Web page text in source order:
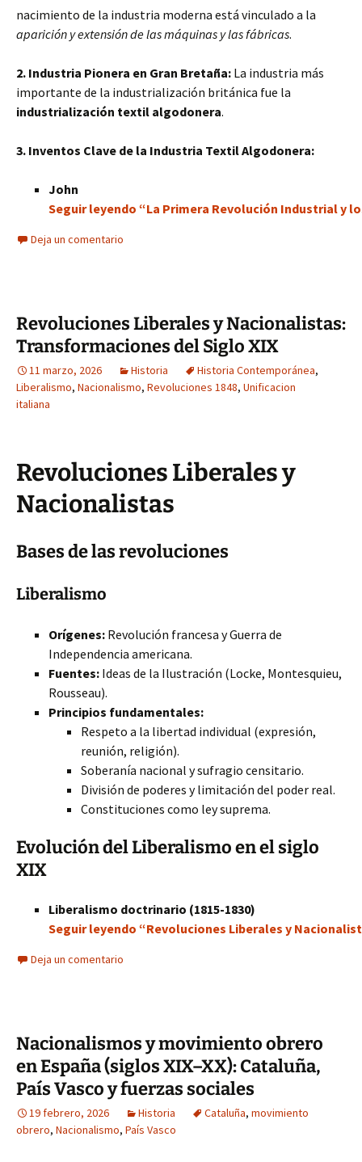
nacimiento de la industria moderna está vinculado a la
aparición y extensión de las máquinas y las fábricas.
2. Industria Pionera en Gran Bretaña: La industria más
importante de la industrialización británica fue la
industrialización textil algodonera.
3. Inventos Clave de la Industria Textil Algodonera:
John
Seguir leyendo “La Primera Revolución Industrial y
Deja un comentario
Revoluciones Liberales y Nacionalistas:
Transformaciones del Siglo XIX
11 marzo, 2026 Historia Historia Contemporánea,
Liberalismo, Nacionalismo, Revoluciones 1848, Unificacion
italiana
Revoluciones Liberales y
Nacionalistas
Bases de las revoluciones
Liberalismo
Orígenes: Revolución francesa y Guerra de
Independencia americana.
Fuentes: Ideas de la Ilustración (Locke, Montesquieu,
Rousseau).
Principios fundamentales:
Respeto a la libertad individual (expresión,
reunión, religión).
Soberanía nacional y sufragio censitario.
División de poderes y limitación del poder real.
Constituciones como ley suprema.
Evolución del Liberalismo en el siglo
XIX
Liberalismo doctrinario (1815-1830)
Seguir leyendo “Revoluciones Liberales y
Deja un comentario
Nacionalismos y movimiento obrero
en España (siglos XIX–XX): Cataluña,
País Vasco y fuerzas sociales
19 febrero, 2026 Historia Cataluña, movimiento
obrero, Nacionalismo, País Vasco